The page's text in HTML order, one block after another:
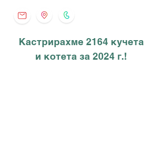
Кастрирахме 2164 кучета
и котета за 2024 г.!